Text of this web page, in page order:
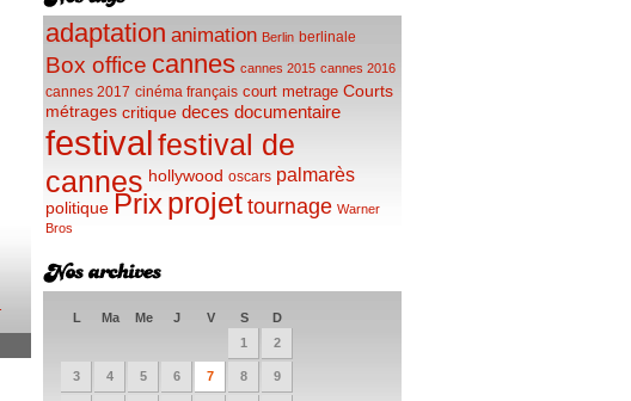
adaptation animation Berlin berlinale
Box office cannes cannes 2015 cannes 2016
cannes 2017 cinéma français court metrage Courts
métrages critique deces documentaire
festivalfestival de
cannes hollywood oscars palmarès
politique Prixprojet tournage Warner
Bros
L Ma Me J V S
D
1
2
3 4 5 6 7 8 9